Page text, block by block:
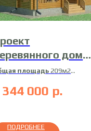
дома
ДК-2
площадь 209м2
профилированный
344 000 р.
ПОДРОБНЕЕ